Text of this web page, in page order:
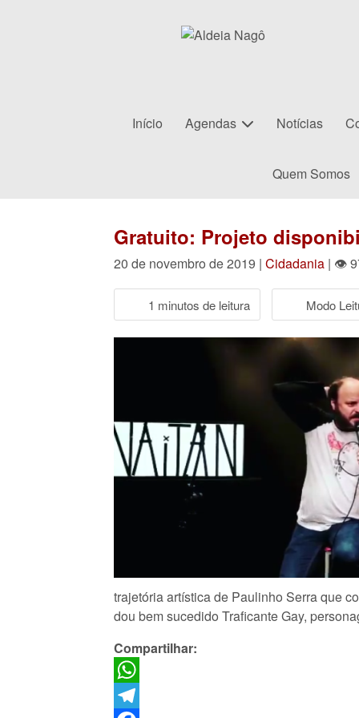
Início Agendas Notícias
Quem Somos
Gratuito: Projeto
20 de novembro de 2019 | Cidadania | 👁
1 minutos de leitura Modo
trajetória artística de Paulinho Serra que
dou bem sucedido Traficante Gay,
Compartilhar:
WhatsApp